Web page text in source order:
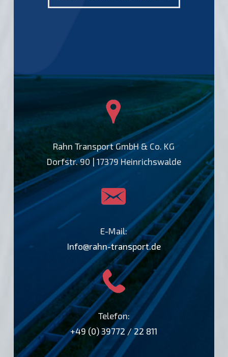
Rahn Transport GmbH & Co. KG
Dorfstr. 90 | 17379 Heinrichswalde
E-Mail:
Info@rahn-transport.de
Telefon:
+49 (0) 39772 / 22 811